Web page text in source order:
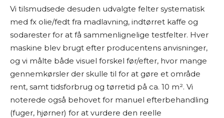
Vi tilsmudsede desuden udvalgte felter systematisk
med fx olie/fedt fra madlavning, indtørret kaffe og
sodarester for at få sammenlignelige testfelter. Hver
maskine blev brugt efter producentens anvisninger,
og vi målte både visuel forskel før/efter, hvor mange
gennemkørsler der skulle til for at gøre et område
rent, samt tidsforbrug og tørretid på ca. 10 m². Vi
noterede også behovet for manuel efterbehandling
(fuger, hjørner) for at vurdere den reelle